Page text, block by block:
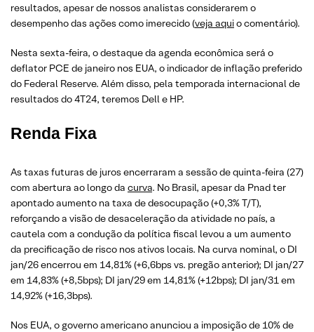
resultados, apesar de nossos analistas considerarem o
desempenho das ações como imerecido (veja aquio comentário).
Nesta sexta-feira, o destaque da agenda econômica será o
deflator PCE de janeiro nos EUA, o indicador de inflação preferido
do Federal Reserve. Além disso, pela temporada internacional de
resultados do 4T24, teremos Dell e HP.
Renda Fixa
As taxas futuras de juros encerraram a sessão de quinta-feira (27)
com abertura ao longo da curva. No Brasil, apesar da Pnad ter
apontado aumento na taxa de desocupação (+0,3% T/T),
reforçando a visão de desaceleração da atividade no país, a
cautela com a condução da política fiscal levou a um aumento
da precificação de risco nos ativos locais. Na curva nominal, o DI
jan/26 encerrou em 14,81% (+6,6bps vs. pregão anterior); DI jan/27
em 14,83% (+8,5bps); DI jan/29 em 14,81% (+12bps); DI jan/31 em
14,92% (+16,3bps).
Nos EUA, o governo americano anunciou a imposição de 10% de